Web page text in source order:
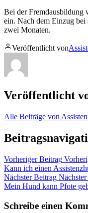
Bei der Fremdausbildung
ein. Nach dem Einzug bei
zwei Monaten.
Veröffentlicht von
Veröffentlicht
Alle Beiträge von
Vorheriger Beitrag
Kann ich einen
Nächster Beitrag
Mein Hund kann Pfote
Schreibe einen